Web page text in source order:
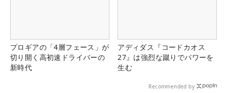
プロギアの「4層フェース」が
切り開く高初速ドライバーの
新時代
アディダス『コードカオス
27』は強烈な蹴りでパワーを
生む
Recommended by